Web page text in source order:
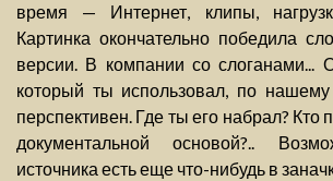
время — Интернет, клипы,
Картинка окончательно победила
версии. В компании со слоганами...
который ты использовал, по
перспективен. Где ты его набрал? Кто
документальной основой?..
источника есть еще что-нибудь в